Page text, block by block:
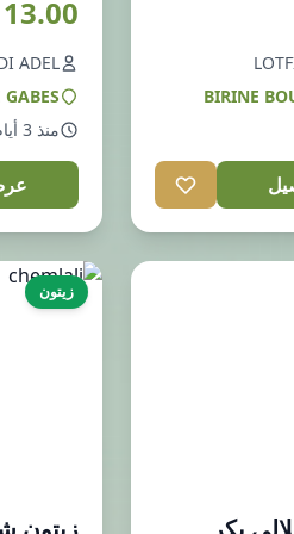
BIRINE
13.00 دينار
ADEL
منذ 3 أيام
زيتون